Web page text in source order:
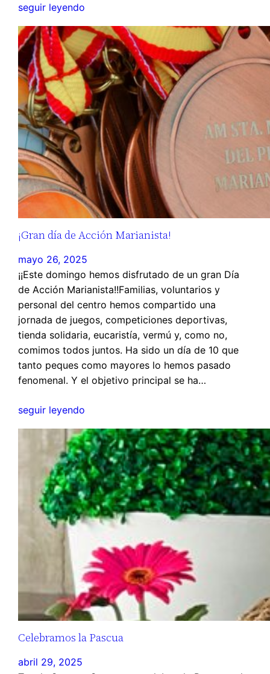
seguir leyendo
¡Gran día de Acción Marianista!
mayo 26, 2025
¡¡Este domingo hemos disfrutado de un gran Día
de Acción Marianista!!Familias, voluntarios y
personal del centro hemos compartido una
jornada de juegos, competiciones deportivas,
tienda solidaria, eucaristía, vermú y, como no,
comimos todos juntos. Ha sido un día de 10 que
tanto peques como mayores lo hemos pasado
fenomenal. Y el objetivo principal se ha…
seguir leyendo
Celebramos la Pascua
abril 29, 2025